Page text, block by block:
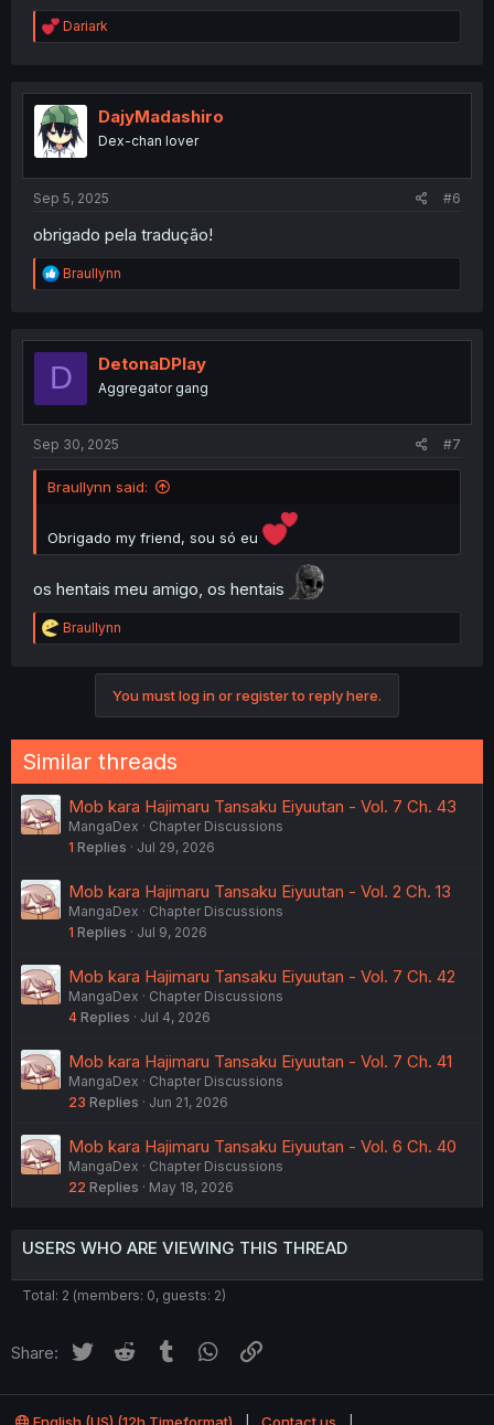
R
e
t
i
o
n
Dariark
DajyMadashiro
Dex-chan lover
Sep 5, 2025 #6
obrigado pela tradução!
R
e
t
o
Braullynn
D DetonaDPlay
Aggregator gang
Sep 30, 2025 #7
Braullynn said:
Obrigado my friend, sou só eu
os hentais meu amigo, os hentais
R
e
s
:
Braullynn
You must log in or register to reply here.
Similar threads
Mob kara Hajimaru Tansaku Eiyuutan - Vol. 7 Ch. 43
MangaDex
Chapter Discussions
1 Replies Jul 29, 2026
Mob kara Hajimaru Tansaku Eiyuutan - Vol. 2 Ch. 13
MangaDex
Chapter Discussions
1 Replies Jul 9, 2026
Mob kara Hajimaru Tansaku Eiyuutan - Vol. 7 Ch. 42
MangaDex
Chapter Discussions
4 Replies Jul 4, 2026
Mob kara Hajimaru Tansaku Eiyuutan - Vol. 7 Ch. 41
MangaDex
Chapter Discussions
23 Replies Jun 21, 2026
Mob kara Hajimaru Tansaku Eiyuutan - Vol. 6 Ch. 40
MangaDex
Chapter Discussions
22 Replies May 18, 2026
USERS WHO ARE VIEWING THIS THREAD
Total: 2 (members: 0, guests: 2)
Share: Twitter Reddit Tumblr WhatsApp